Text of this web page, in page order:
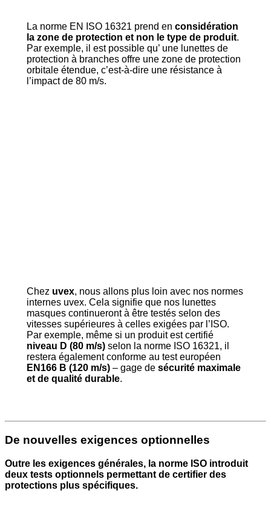
La norme EN ISO 16321 prend en considération
la zone de protection et non le type de produit.
Par exemple, il est possible qu’ une lunettes de
protection à branches offre une zone de protection
orbitale étendue, c’est-à-dire une résistance à
l’impact de 80 m/s.
Chez uvex, nous allons plus loin avec nos normes
internes uvex. Cela signifie que nos lunettes
masques continueront à être testés selon des
vitesses supérieures à celles exigées par l’ISO.
Par exemple, même si un produit est certifié
niveau D (80 m/s) selon la norme ISO 16321, il
restera également conforme au test européen
EN166 B (120 m/s) – gage de sécurité maximale
et de qualité durable.
De nouvelles exigences optionnelles
Outre les exigences générales, la norme ISO introduit
deux tests optionnels permettant de certifier des
protections plus spécifiques.